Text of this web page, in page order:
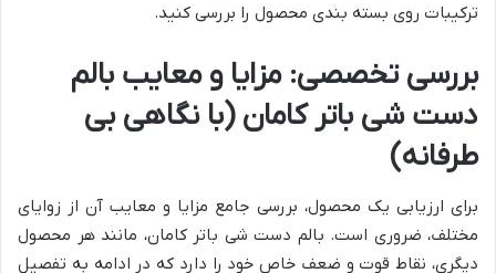
ترکیبات روی بسته بندی محصول را بررسی کنید.
بررسی تخصصی: مزایا و معایب بالم
دست شی باتر کامان (با نگاهی بی
طرفانه)
برای ارزیابی یک محصول، بررسی جامع مزایا و معایب آن از زوایای
مختلف، ضروری است. بالم دست شی باتر کامان، مانند هر محصول
دیگری، نقاط قوت و ضعف خاص خود را دارد که در ادامه به تفصیل